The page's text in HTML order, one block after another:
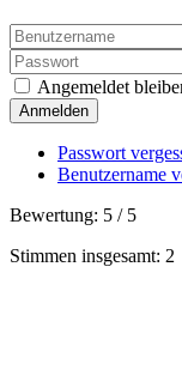
Angemeldet
Anmelden
Passwort
Benutzername
Bewertung: 5 / 5
Stimmen insgesamt: 2